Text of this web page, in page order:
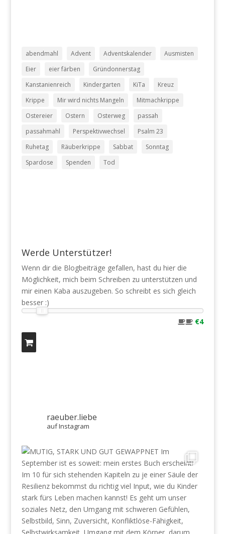
abendmahl Advent Adventskalender
Ausmisten
Eier
eier färben
Gründonnerstag
Kanstanienreich
Kindergarten KiTa
Kreuz
Krippe
Mir wird nichts Mangeln
Mitmachkrippe
Ostereier
Ostern Osterweg
passah
passahmahl
Perspektivwechsel
Psalm 23
Ruhetag
Räuberkrippe Sabbat
Sonntag
Spardose
Spenden Tod
Werde Unterstützer!
Wenn dir die Blogbeiträge gefallen, hast du hier die
Möglichkeit, mich beim Schreiben zu unterstützen und
mir einen Kaba auszugeben. So schreibt es sich gleich
besser :)
€4
raeuber.liebe
auf Instagram